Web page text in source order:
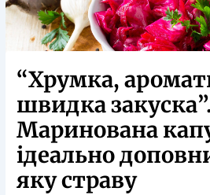
“Хрумка,
швидка закуска”.
Маринована
ідеально
яку страву